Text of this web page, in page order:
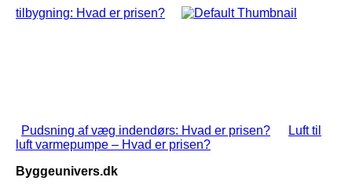
tilbygning: Hvad er prisen?
Pudsning af væg indendørs: Hvad er prisen?
Luft til
luft varmepumpe – Hvad er prisen?
Byggeunivers.dk